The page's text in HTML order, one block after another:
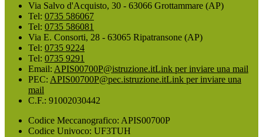
Via Salvo d'Acquisto, 30 - 63066 Grottammare (AP)
Tel: 0735 586067
Tel: 0735 586081
Via E. Consorti, 28 - 63065 Ripatransone (AP)
Tel: 0735 9224
Tel: 0735 9291
Email: APIS00700P@istruzione.itLink per inviare una mail
PEC: APIS00700P@pec.istruzione.itLink per inviare una
mail
C.F.: 91002030442
Codice Meccanografico: APIS00700P
Codice Univoco: UF3TUH